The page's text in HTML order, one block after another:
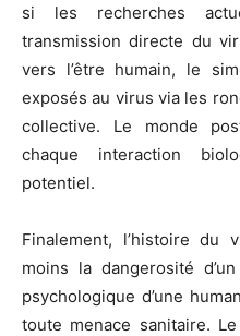
si les recherches
transmission directe du
vers l’être humain, le
exposés au virus via les
collective. Le monde
chaque interaction
potentiel.
Finalement, l’histoire du
moins la dangerosité
psychologique d’une
toute menace sanitaire.